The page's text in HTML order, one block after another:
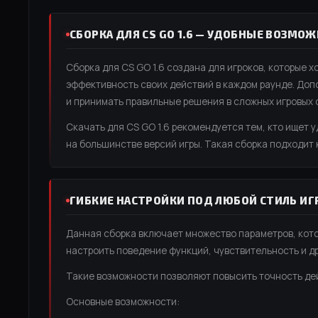
СБОРКА ДЛЯ CS GO 1.6 — УДОБНЫЕ
Сборка для CS GO 1.6 создана для игроков,
эффективность своих действий в каждом раунде.
и принимать правильные решения в сложных игровых
Скачать для CS GO 1.6 рекомендуется тем, кто
на большинстве версий игры. Такая сборка
ГИБКИЕ НАСТРОЙКИ ПОД ЛЮБОЙ СТИЛЬ
Данная сборка включает множество параметров,
настроить поведение функций, чувствительность и
Такие возможности позволяют повысить точность
Основные возможности: